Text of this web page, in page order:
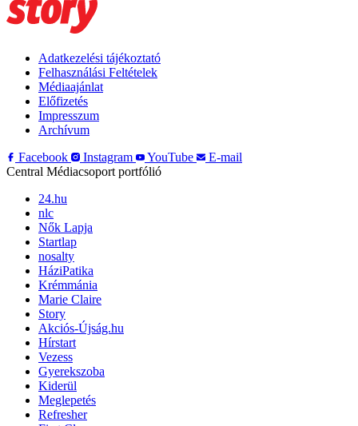
Adatkezelési tájékoztató
Felhasználási Feltételek
Médiaajánlat
Előfizetés
Impresszum
Archívum
Facebook
Instagram YouTube
E-mail
Central Médiacsoport portfólió
24.hu
nlc
Nők Lapja
Startlap
nosalty
HáziPatika
Krémmánia
Marie Claire
Story
Akciós-Újság.hu
Hírstart
Vezess
Gyerekszoba
Kiderül
Meglepetés
Refresher